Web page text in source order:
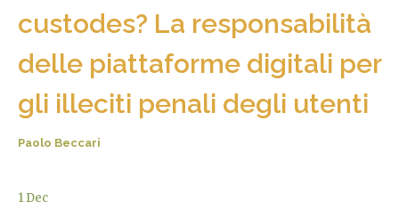
custodes? La responsabilità
delle piattaforme digitali per
gli illeciti penali degli utenti
Paolo Beccari
1 Dec